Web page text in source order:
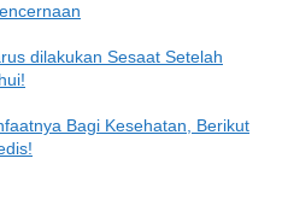
dilakukan Sesaat Setelah
Bagi Kesehatan, Berikut